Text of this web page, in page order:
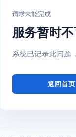
请求未能完成
服务暂时
系统已记录此问题
返回首页